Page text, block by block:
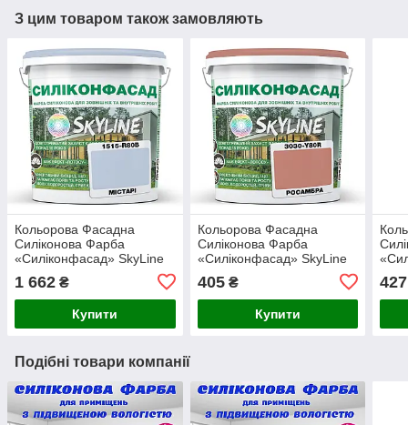
З цим товаром також замовляють
Кольорова Фасадна
Силіконова Фарба
«Силіконфасад» SkyLine
1 662 ₴
Купити
Кольорова Фасадна
Силіконова Фарба
«Силіконфасад» SkyLine
3030-Y80R Росамбра 1л
405₴
Купити
427
Подібні товари компанії